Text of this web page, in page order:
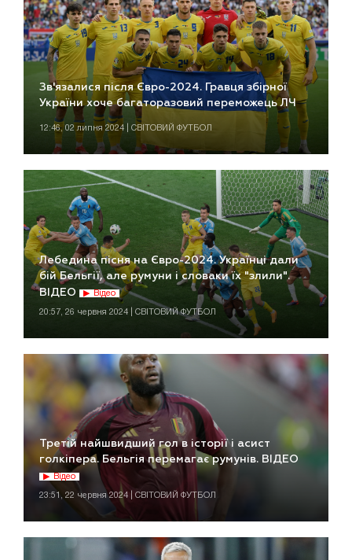
Зв'язалися після Євро-2024. Гравця збірної
України хоче багаторазовий переможець ЛЧ
12:46, 02 липня 2024 | СВІТОВИЙ ФУТБОЛ
Лебедина пісня на Євро-2024. Українці дали
бій Бельгії, але румуни і словаки їх "злили".
ВІДЕО
Відео
20:57, 26 червня 2024 | СВІТОВИЙ ФУТБОЛ
Третій найшвидший гол в історії і асист
голкіпера. Бельгія перемагає румунів. ВІДЕО
Відео
23:51, 22 червня 2024 | СВІТОВИЙ ФУТБОЛ